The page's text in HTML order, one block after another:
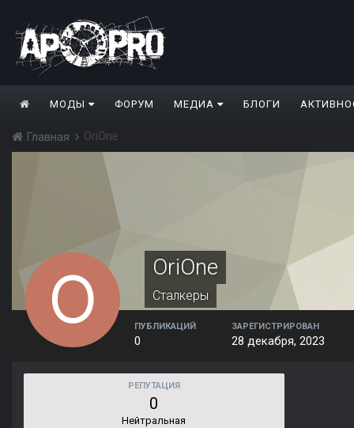
МОДЫ ФОРУМ МЕДИА БЛОГИ
Главная OriOne
OriOne
Сталкеры
ПУБЛИКАЦИЙ
0
ЗАРЕГИСТРИРОВАН
28 декабря, 2023
РЕПУТАЦИЯ
0
Нейтральная